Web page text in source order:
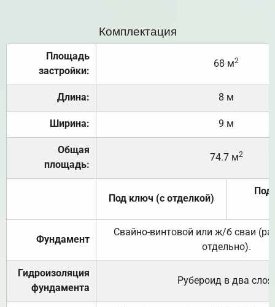
Комплектация
Площадь
застройки:
68 м2
Длина: 8 м
Ширина: 9 м
Общая
площадь:
74.7 м2
Под ключ (с отделкой)
Под
Фундамент
Свайно-винтовой или ж/б сваи
отдельно).
Гидроизоляция
фундамента
Рубероид в два слоя.